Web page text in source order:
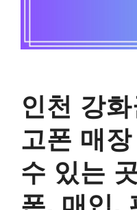
인천 강
고폰 매
수 있는